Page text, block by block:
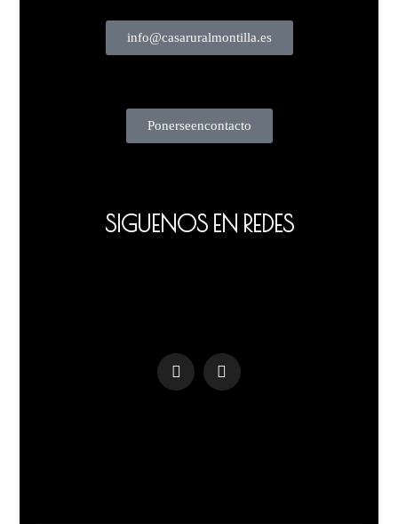
info@casaruralmontilla.es
Ponerse en contacto
SIGUENOS EN REDES